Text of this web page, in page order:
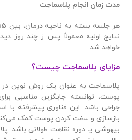
مدت زمان انجام پلاسماجت
هر جلسه بسته به ناحیه درمان، بین ۱۵
نتایج اولیه معمولاً پس از چند روز
خواهد شد.
مزایای پلاسماجت چیست؟
پلاسماجت به عنوان یک روش نوین در
پوست، توانسته جایگزین مناسبی
جراحی باشد. این فناوری پیشرفته با
بازسازی و سفت کردن پوست کمک
بیهوشی یا دوره نقاهت طولانی باشد.